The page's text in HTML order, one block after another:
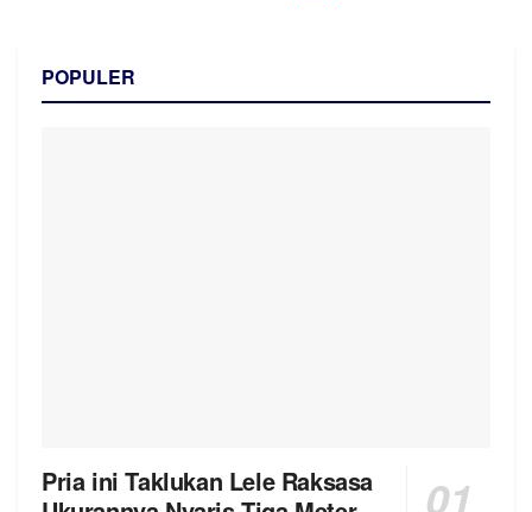
POPULER
Pria ini Taklukan Lele Raksasa